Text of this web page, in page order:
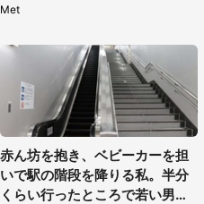
Met
赤ん坊を抱き、ベビーカーを担
いで駅の階段を降りる私。半分
くらい行ったところで若い男性